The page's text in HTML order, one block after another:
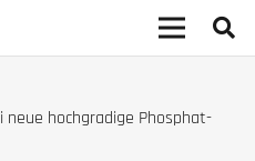
hochgradige Phosphat-